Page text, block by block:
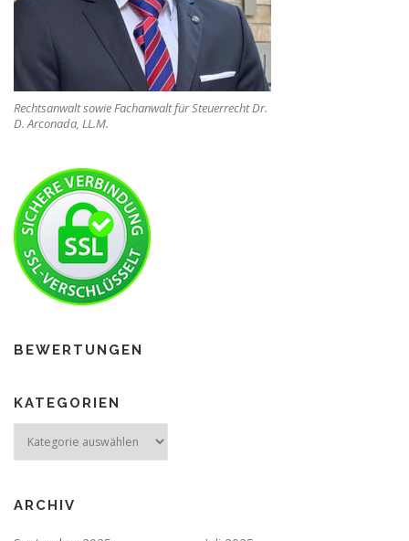
Rechtsanwalt sowie Fachanwalt für Steuerrecht Dr.
D. Arconada, LL.M.
BEWERTUNGEN
KATEGORIEN
ARCHIV